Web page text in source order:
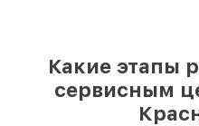
Какие этапы
сервисным